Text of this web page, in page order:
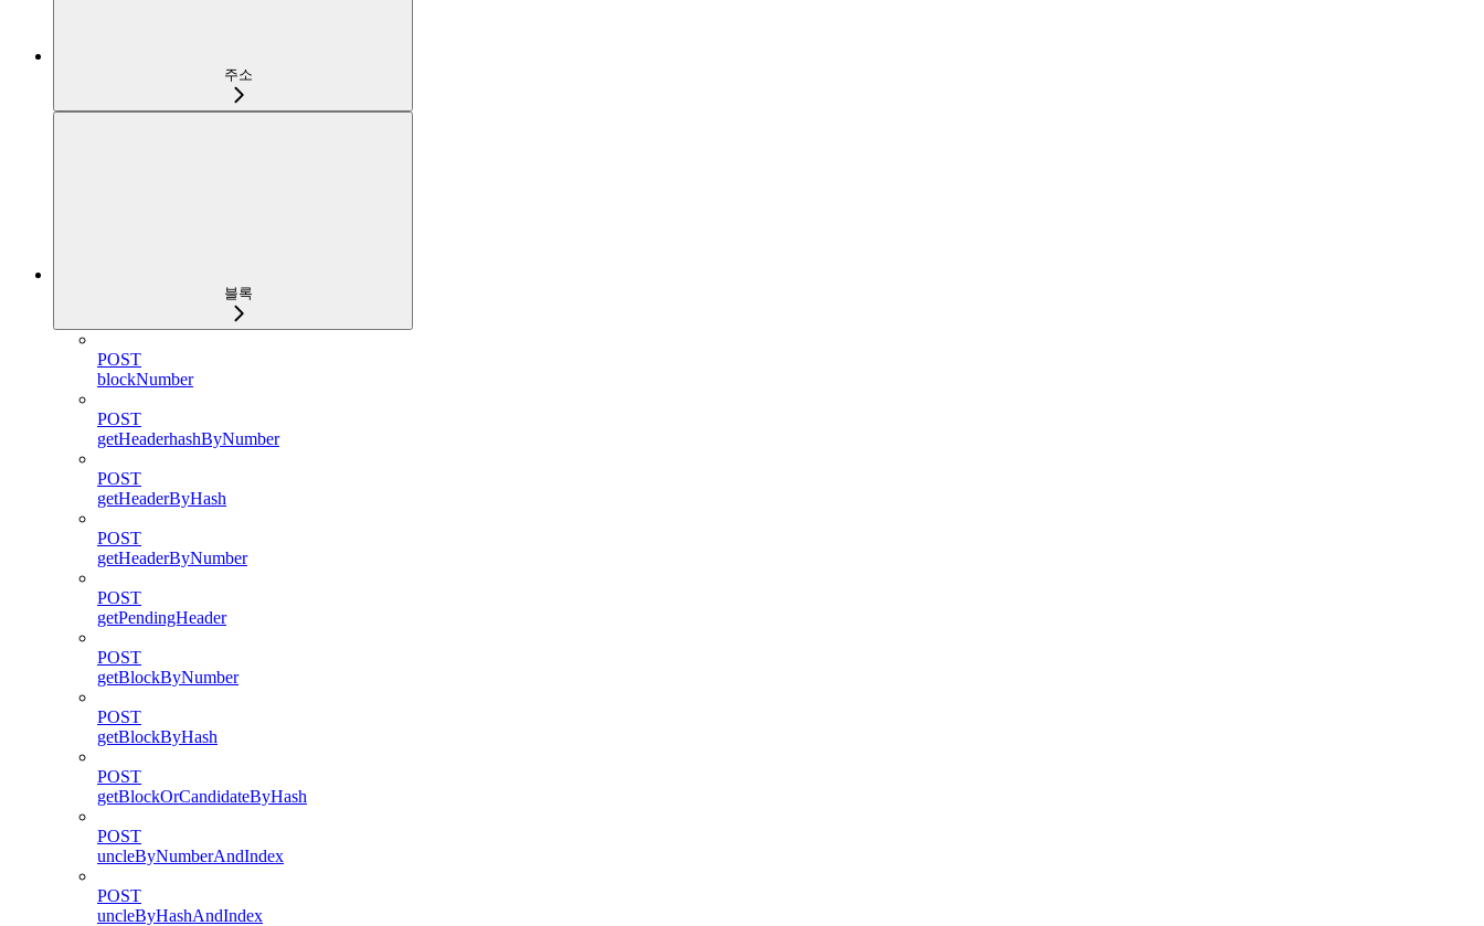
주소
블록
POST
blockNumber
POST
getHeaderhashByNumber
POST
getHeaderByHash
POST
getHeaderByNumber
POST
getPendingHeader
POST
getBlockByNumber
POST
getBlockByHash
POST
getBlockOrCandidateByHash
POST
uncleByNumberAndIndex
POST
uncleByHashAndIndex